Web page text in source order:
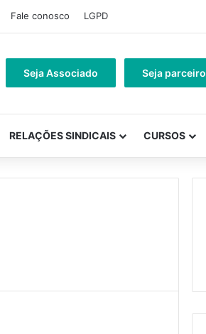
Fale conosco LGPD
Seja Associado Seja parceiro
RELAÇÕES SINDICAIS CURSOS